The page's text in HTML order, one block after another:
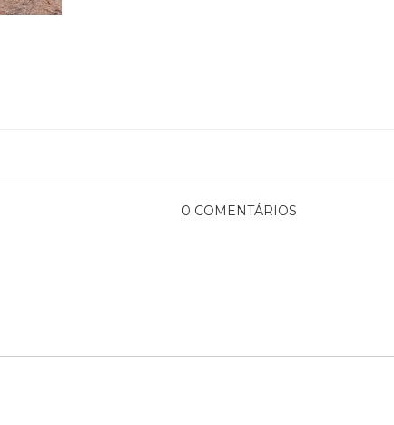
0 COMENTÁRIOS